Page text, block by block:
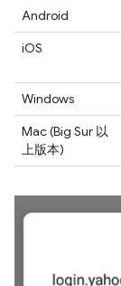
Android
iOS
Windows
Mac (Big Sur 以
上版本)